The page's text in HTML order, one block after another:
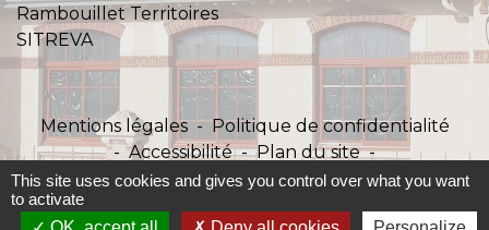
Rambouillet Territoires
SITREVA
Mentions légales - Politique de confidentialité
- Accessibilité - Plan du site -
Gestion des cookies
This site uses cookies and gives you control over what you want
to activate